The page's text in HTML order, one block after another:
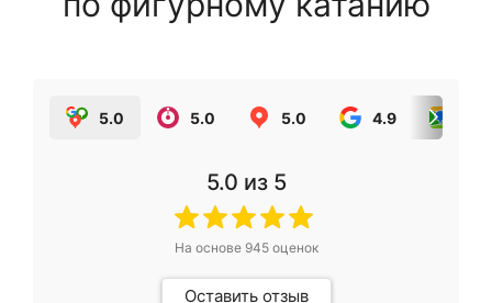
5.0 5.0 5.0 4.9
5.0 из 5
На основе 945оценок
Оставить отзыв